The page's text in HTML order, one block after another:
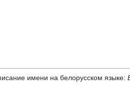
имени на белорусском языке: